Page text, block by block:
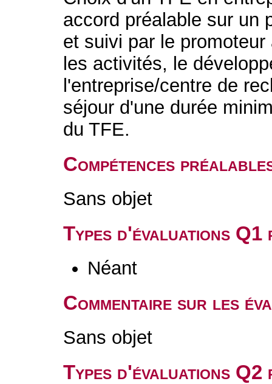
accord préalable sur un
et suivi par le
les activités, le
l'entreprise/centre de
séjour d'une durée
du TFE.
Compétences
Sans objet
Types d'évaluations
Néant
Commentaire sur les
Sans objet
Types d'évaluations